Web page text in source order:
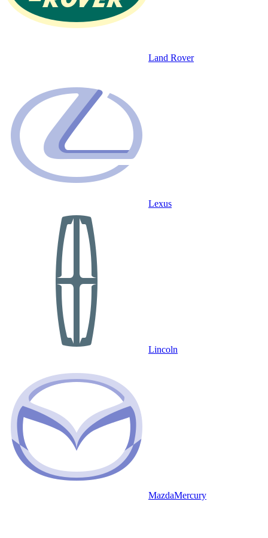
Land Rover
Lexus
Lincoln
MazdaMercury